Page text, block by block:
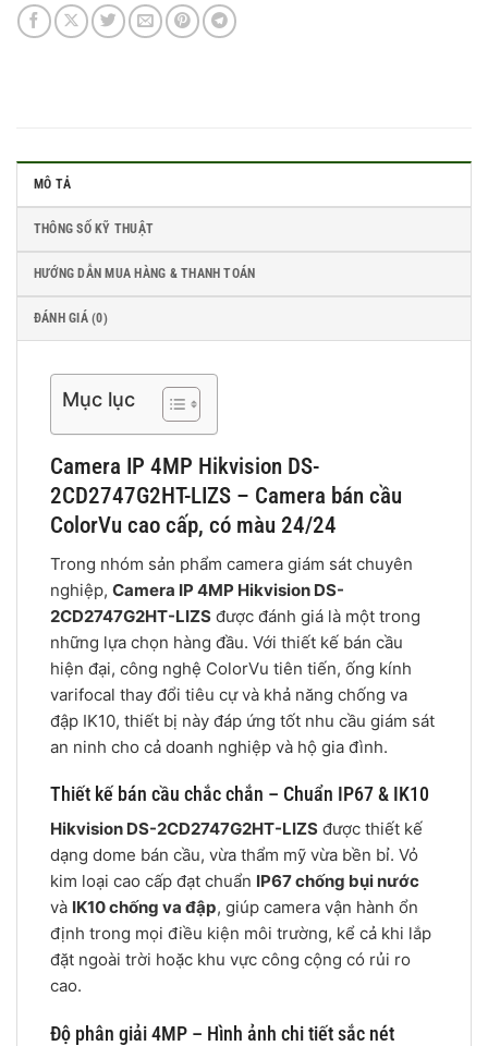
MÔ TẢ
THÔNG SỐ KỸ THUẬT
HƯỚNG DẪN MUA HÀNG & THANH TOÁN
ĐÁNH GIÁ (0)
Mục lục
Camera IP 4MP Hikvision DS-
2CD2747G2HT-LIZS – Camera bán cầu
ColorVu cao cấp, có màu 24/24
Trong nhóm sản phẩm camera giám sát chuyên
nghiệp, Camera IP 4MP Hikvision DS-
2CD2747G2HT-LIZS được đánh giá là một trong
những lựa chọn hàng đầu. Với thiết kế bán cầu
hiện đại, công nghệ ColorVu tiên tiến, ống kính
varifocal thay đổi tiêu cự và khả năng chống va
đập IK10, thiết bị này đáp ứng tốt nhu cầu giám sát
an ninh cho cả doanh nghiệp và hộ gia đình.
Thiết kế bán cầu chắc chắn – Chuẩn IP67 & IK10
Hikvision DS-2CD2747G2HT-LIZS được thiết kế
dạng dome bán cầu, vừa thẩm mỹ vừa bền bỉ. Vỏ
kim loại cao cấp đạt chuẩn IP67 chống bụi nước
và IK10 chống va đập, giúp camera vận hành ổn
định trong mọi điều kiện môi trường, kể cả khi lắp
đặt ngoài trời hoặc khu vực công cộng có rủi ro
cao.
Độ phân giải 4MP – Hình ảnh chi tiết sắc nét